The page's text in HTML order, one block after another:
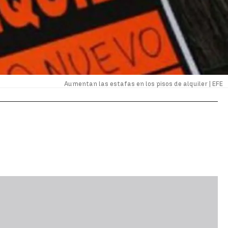
Aumentan las estafas en los pisos de alquiler | EFE